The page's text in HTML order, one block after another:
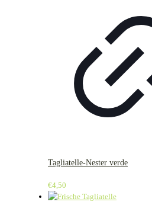
Tagliatelle-Nester verde
€4,50